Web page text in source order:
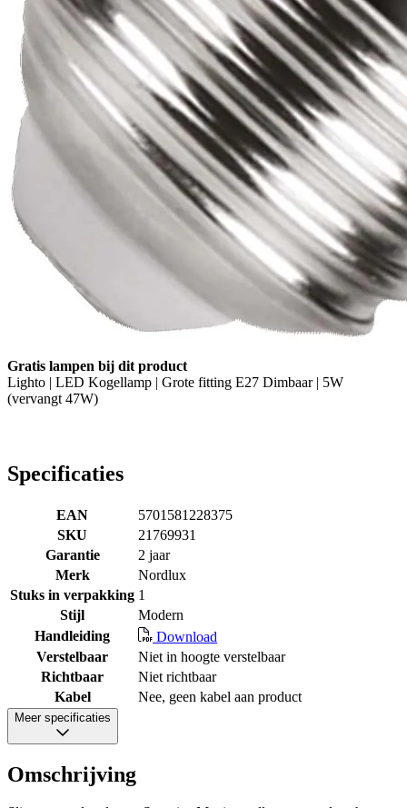
Gratis lampen bij dit product
Lighto | LED Kogellamp | Grote fitting E27 Dimbaar | 5W
(vervangt 47W)
Specificaties
EAN
5701581228375
SKU
21769931
Garantie
2 jaar
Merk
Nordlux
Stuks in verpakking 1
Stijl
Modern
Handleiding
Download
Verstelbaar
Niet in hoogte verstelbaar
Richtbaar
Niet richtbaar
Kabel
Nee, geen kabel aan product
Meer specificaties
Omschrijving